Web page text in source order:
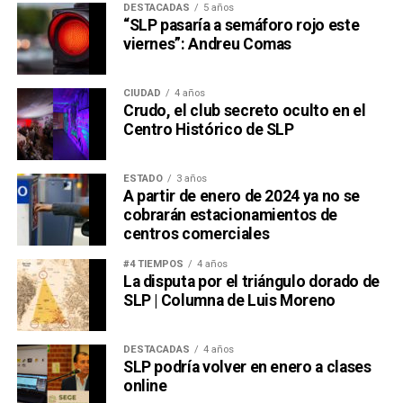
DESTACADAS 5 años
“SLP pasaría a semáforo rojo este
viernes”: Andreu Comas
CIUDAD 4 años
Crudo, el club secreto oculto en el
Centro Histórico de SLP
ESTADO 3 años
A partir de enero de 2024 ya no se
cobrarán estacionamientos de
centros comerciales
#4 TIEMPOS 4 años
La disputa por el triángulo dorado de
SLP | Columna de Luis Moreno
DESTACADAS 4 años
SLP podría volver en enero a clases
online